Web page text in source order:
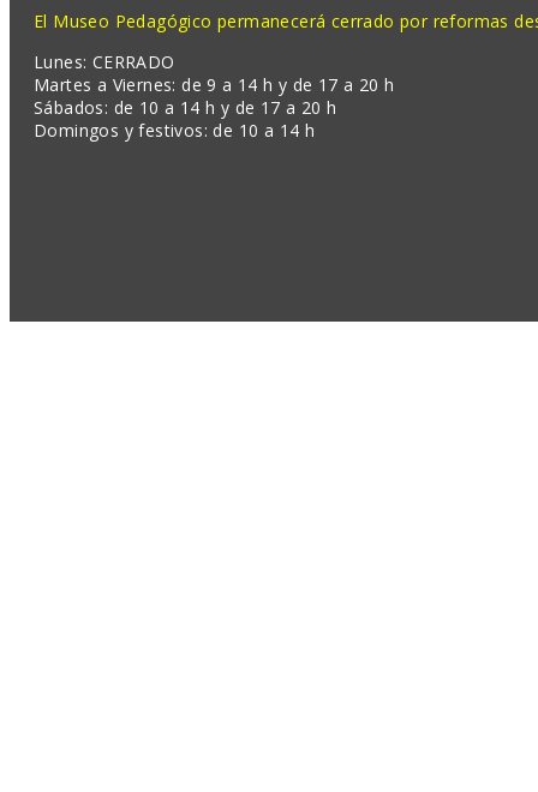
El Museo Pedagógico permanecerá cerrado por reformas
Lunes: CERRADO
Martes a Viernes: de 9 a 14 h y de 17 a 20 h
Sábados: de 10 a 14 h y de 17 a 20 h
Domingos y festivos: de 10 a 14 h